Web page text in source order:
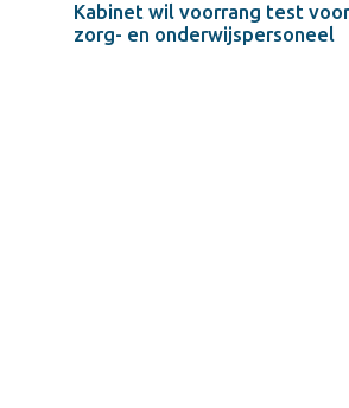
Kabinet wil voorrang test voor
zorg- en onderwijspersoneel